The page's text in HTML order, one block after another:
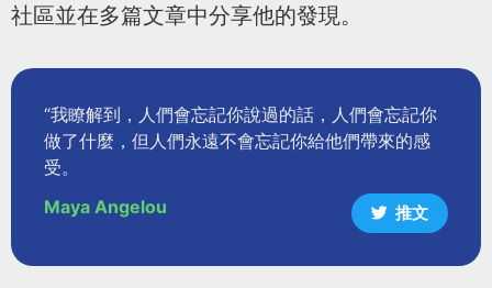
社區並在多篇文章中分享他的發現。
“我瞭解到，人們會忘記你說過的話，人們會忘記你
做了什麼，但人們永遠不會忘記你給他們帶來的感
受。
Maya Angelou
推文